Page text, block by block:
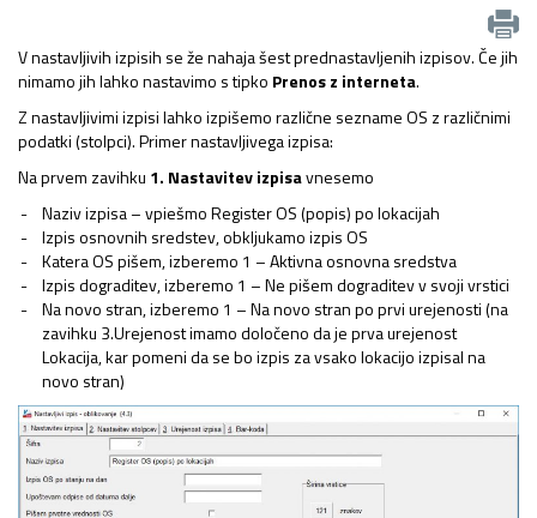
V nastavljivih izpisih se že nahaja šest prednastavljenih izpisov. Če jih
nimamo jih lahko nastavimo s tipko Prenos z interneta.
Z nastavljivimi izpisi lahko izpišemo različne sezname OS z različnimi
podatki (stolpci). Primer nastavljivega izpisa:
Na prvem zavihku 1. Nastavitev izpisavnesemo
Naziv izpisa – vpiešmo Register OS (popis) po lokacijah
Izpis osnovnih sredstev, obkljukamo izpis OS
Katera OS pišem, izberemo 1 – Aktivna osnovna sredstva
Izpis dograditev, izberemo 1 – Ne pišem dograditev v svoji vrstici
Na novo stran, izberemo 1 – Na novo stran po prvi urejenosti (na
zavihku 3.Urejenost imamo določeno da je prva urejenost
Lokacija, kar pomeni da se bo izpis za vsako lokacijo izpisal na
novo stran)